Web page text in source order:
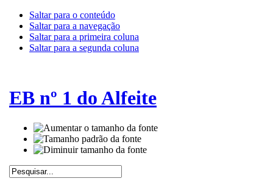
Saltar para o conteúdo
Saltar para a navegação
Saltar para a primeira coluna
Saltar para a segunda coluna
EB nº 1 do Alfeite